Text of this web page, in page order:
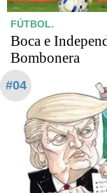
FÚTBOL.
Boca e
Bombonera
#04